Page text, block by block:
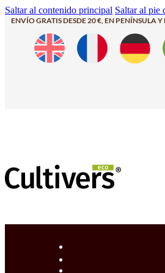
Saltar al contenido principal Saltar al pie
ENVÍO GRATIS DESDE 20 €, EN PENÍNSULA